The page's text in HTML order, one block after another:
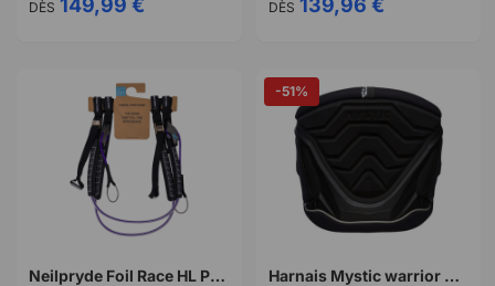
DÈS DÈS
Neilpryde Foil Race HL Pro S Harnais Mystic warrior windsurf waist harness boucle fixe
-51%